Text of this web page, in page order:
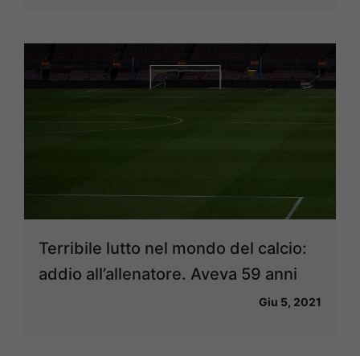
Terribile lutto nel mondo del calcio:
addio all’allenatore. Aveva 59 anni
Giu 5, 2021